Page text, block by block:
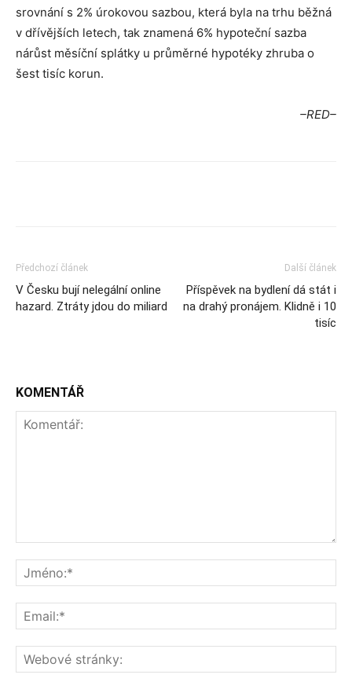
srovnání s 2% úrokovou sazbou, která byla na trhu běžná
v dřívějších letech, tak znamená 6% hypoteční sazba
nárůst měsíční splátky u průměrné hypotéky zhruba o
šest tisíc korun.
–RED–
Předchozí článek
V Česku bují nelegální online
hazard. Ztráty jdou do miliard
Další článek
Příspěvek na bydlení dá stát i
na drahý pronájem. Klidně i 10
tisíc
KOMENTÁŘ